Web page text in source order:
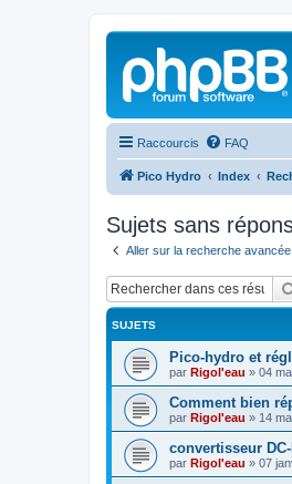
Raccourcis FAQ
Pico Hydro Index
Sujets sans
Aller sur la recherche avancée
SUJETS
Pico-hydro et
par Rigol'eau » 04
Comment bien
par Rigol'eau » 14
convertisseur
par Rigol'eau » 07